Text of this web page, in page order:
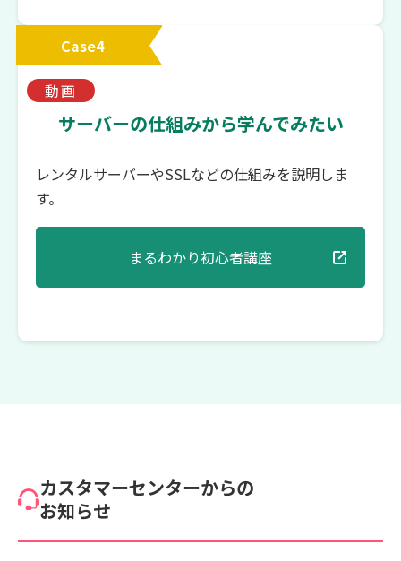
Case4
動画
サーバーの仕組みから学んでみたい
レンタルサーバーやSSLなどの仕組みを説明しま
す。
まるわかり初心者講座
カスタマーセンターからの
お知らせ